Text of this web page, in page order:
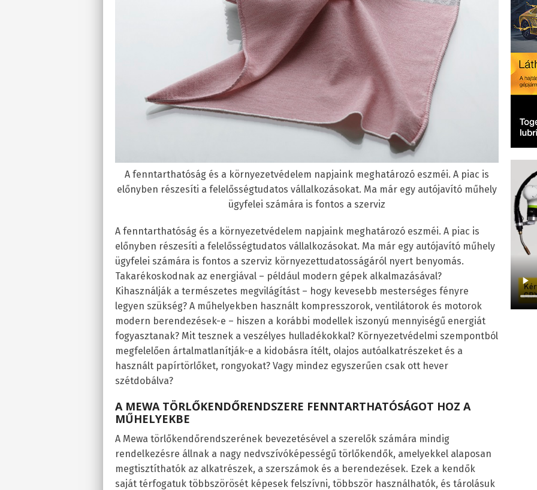
A fenntarthatóság és a környezetvédelem napjaink meghatározó eszméi. A piac is
előnyben részesíti a felelősségtudatos vállalkozásokat. Ma már egy autójavító műhely
ügyfelei számára is fontos a szerviz
A fenntarthatóság és a környezetvédelem napjaink meghatározó eszméi. A piac is
előnyben részesíti a felelősségtudatos vállalkozásokat. Ma már egy autójavító műhely
ügyfelei számára is fontos a szerviz környezettudatosságáról nyert benyomás.
Takarékoskodnak az energiával – például modern gépek alkalmazásával?
Kihasználják a természetes megvilágítást – hogy kevesebb mesterséges fényre
legyen szükség? A műhelyekben használt kompresszorok, ventilátorok és motorok
modern berendezések-e – hiszen a korábbi modellek iszonyú mennyiségű energiát
fogyasztanak? Mit tesznek a veszélyes hulladékokkal? Környezetvédelmi szempontból
megfelelően ártalmatlanítják-e a kidobásra ítélt, olajos autóalkatrészeket és a
használt papírtörlőket, rongyokat? Vagy mindez egyszerűen csak ott hever
szétdobálva?
A MEWA TÖRLŐKENDŐRENDSZERE FENNTARTHATÓSÁGOT HOZ A
MŰHELYEKBE
A Mewa törlőkendőrendszerének bevezetésével a szerelők számára mindig
rendelkezésre állnak a nagy nedvszívóképességű törlőkendők, amelyekkel alaposan
megtisztíthatók az alkatrészek, a szerszámok és a berendezések. Ezek a kendők
saját térfogatuk többszörösét képesek felszívni, többször használhatók, és tárolásuk